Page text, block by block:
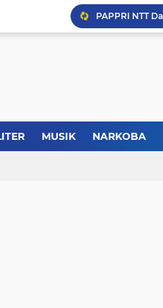
MUSIK NARKOBA